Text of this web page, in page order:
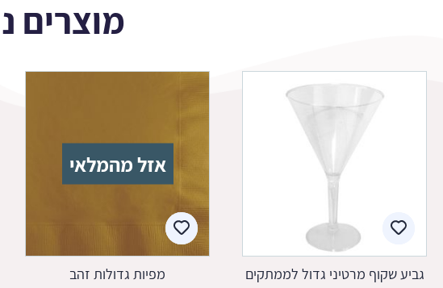
מוצרים
גביע שקוף מרטיני גדול לממתקים
אזל מהמלאי
מפיות גדולות זהב